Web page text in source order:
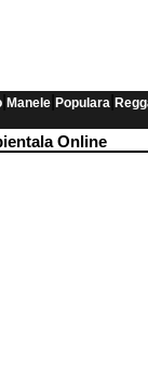
Manele Populara
Online